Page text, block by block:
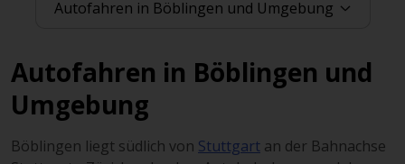
Autofahren in Böblingen und
Umgebung
Böblingen liegt südlich von Stuttgart an der Bahnachse